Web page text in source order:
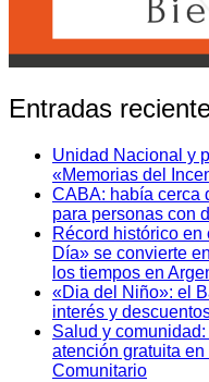
Entradas
Unidad Nacional y
«Memorias del
CABA: había cerca
para personas con
Récord histórico
Día» se convierte
los tiempos en
«Dia del Niño»: el
interés y
Salud y
atención gratuita
Comunitario